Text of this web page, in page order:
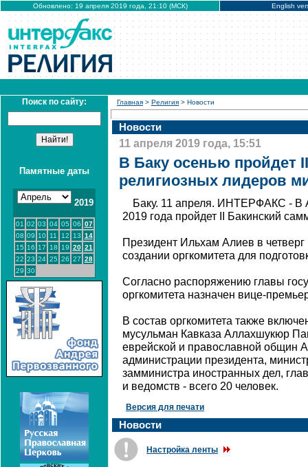
Обновлено: 19 апреля 2019 года, 21:10 (МСК) English
Поиск по сайту:
Памятные даты
2019
01 02 03 04 05 06 07
08 09 10 11 12 13 14
15 16 17 18 19 20 21
22 23 24 25 26 27 28
29 30
Главная > Религия > Новости
Новости
11 апреля 2019 года, 15:51
В Баку осенью пройдет
религиозных лидеров
Баку. 11 апреля. ИНТЕРФАКС - В
2019 года пройдет II Бакинский
Президент Ильхам Алиев в
создании оргкомитета для
Согласно распоряжению главы
оргкомитета назначен вице-
В состав оргкомитета также
мусульман Кавказа Аллахшукюр
еврейской и православной общин
администрации президента,
замминистра иностранных дел,
и ведомств - всего 20 человек.
Версия для печати
Новости
Настройка ленты